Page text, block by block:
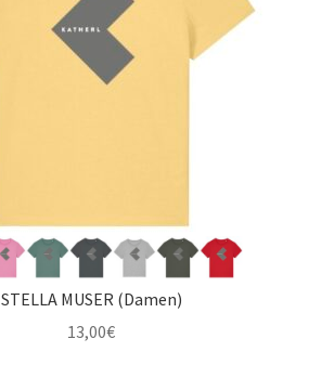
STELLA MUSER (Damen)
13,00€